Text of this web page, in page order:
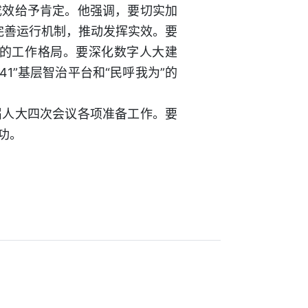
给予肯定。他强调，要切实加
运行机制，推动发挥实效。要
工作格局。要深化数字人大建
基层智治平台和“民呼我为”的
大四次会议各项准备工作。要
。